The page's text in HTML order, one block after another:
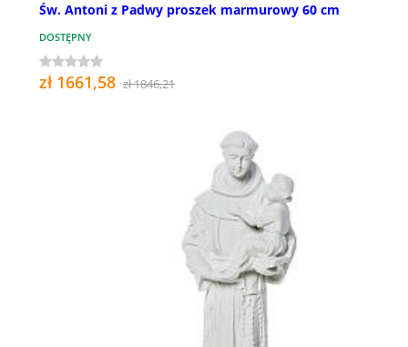
Św. Antoni z Padwy proszek marmurowy 60 cm
DOSTĘPNY
zł 1661,58 zł 1846,21